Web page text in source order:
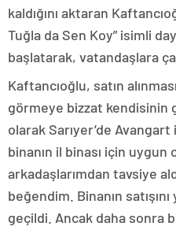
kaldığını aktaran
Tuğla da Sen Koy” isimli
başlatarak, vatandaşlara
Kaftancıoğlu, satın
görmeye bizzat kendisinin
olarak Sarıyer’de
binanın il binası için
arkadaşlarımdan tavsiye
beğendim. Binanın
geçildi. Ancak daha sonra